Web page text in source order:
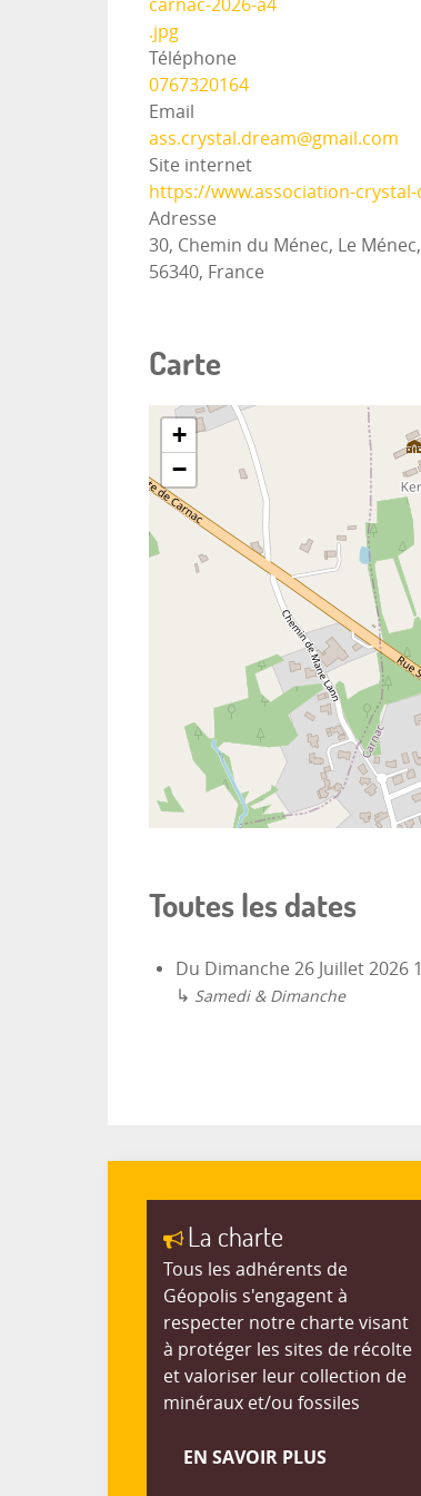
carnac-2026-a4
.jpg
Téléphone
0767320164
Email
ass.crystal.dream@gmail.com
Site internet
https://www.association-
Adresse
30, Chemin du Ménec, Le
56340, France
Carte
+
−
Toutes les dates
Du Dimanche 26 Juillet 2026
↳ Samedi & Dimanche
La charte
Tous les adhérents de
Géopolis s'engagent à
respecter notre charte visant
à protéger les sites de récolte
et valoriser leur collection de
minéraux et/ou fossiles
EN SAVOIR PLUS